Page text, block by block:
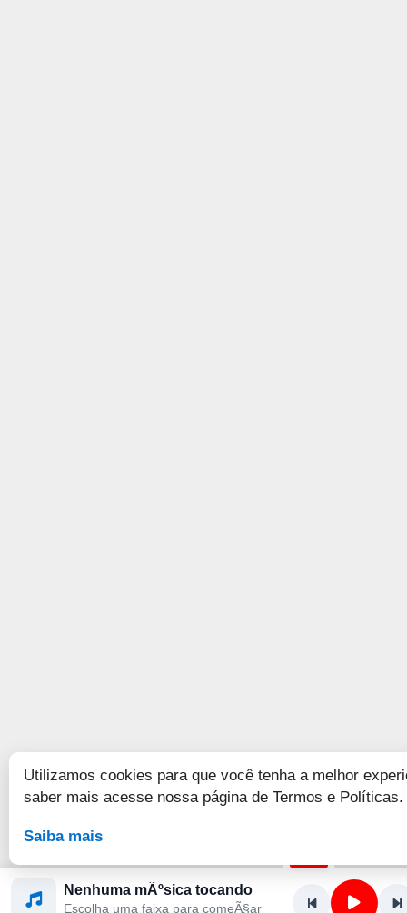
Nenhuma mÃºsica tocando
Escolha uma faixa para comeÃ§ar
Utilizamos cookies para que você tenha a melhor
saber mais acesse nossa página de Termos e Políticas.
Saiba mais